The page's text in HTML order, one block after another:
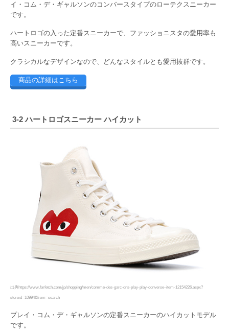
イ・コム・デ・ギャルソンのコンバースタイプのローテクスニーカー
です。
ハートロゴの入った定番スニーカーで、ファッショニスタの愛用率も
高いスニーカーです。
クラシカルなデザインなので、どんなスタイルとも愛用抜群です。
商品の詳細はこちら
3-2 ハートロゴスニーカー ハイカット
出典https://www.farfetch.com/jp/shopping/men/comme-des-garc-ons-play-play-converse–item-12154226.aspx?
storeid=10994&from=search
プレイ・コム・デ・ギャルソンの定番スニーカーのハイカットモデル
です。